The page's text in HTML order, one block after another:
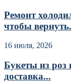
Ремонт
чтобы
16 июля, 2026
Букеты из
доставка...